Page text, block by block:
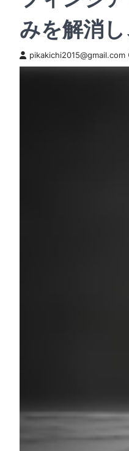
みを解消
pikakichi2015@gmail.com